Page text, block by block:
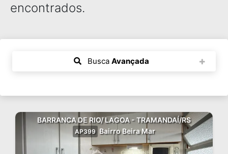
encontrados.
Busca Avançada
BARRANCA DE RIO/ LAGOA - TRAMANDAÍ/RS
AP399 Bairro Beira Mar